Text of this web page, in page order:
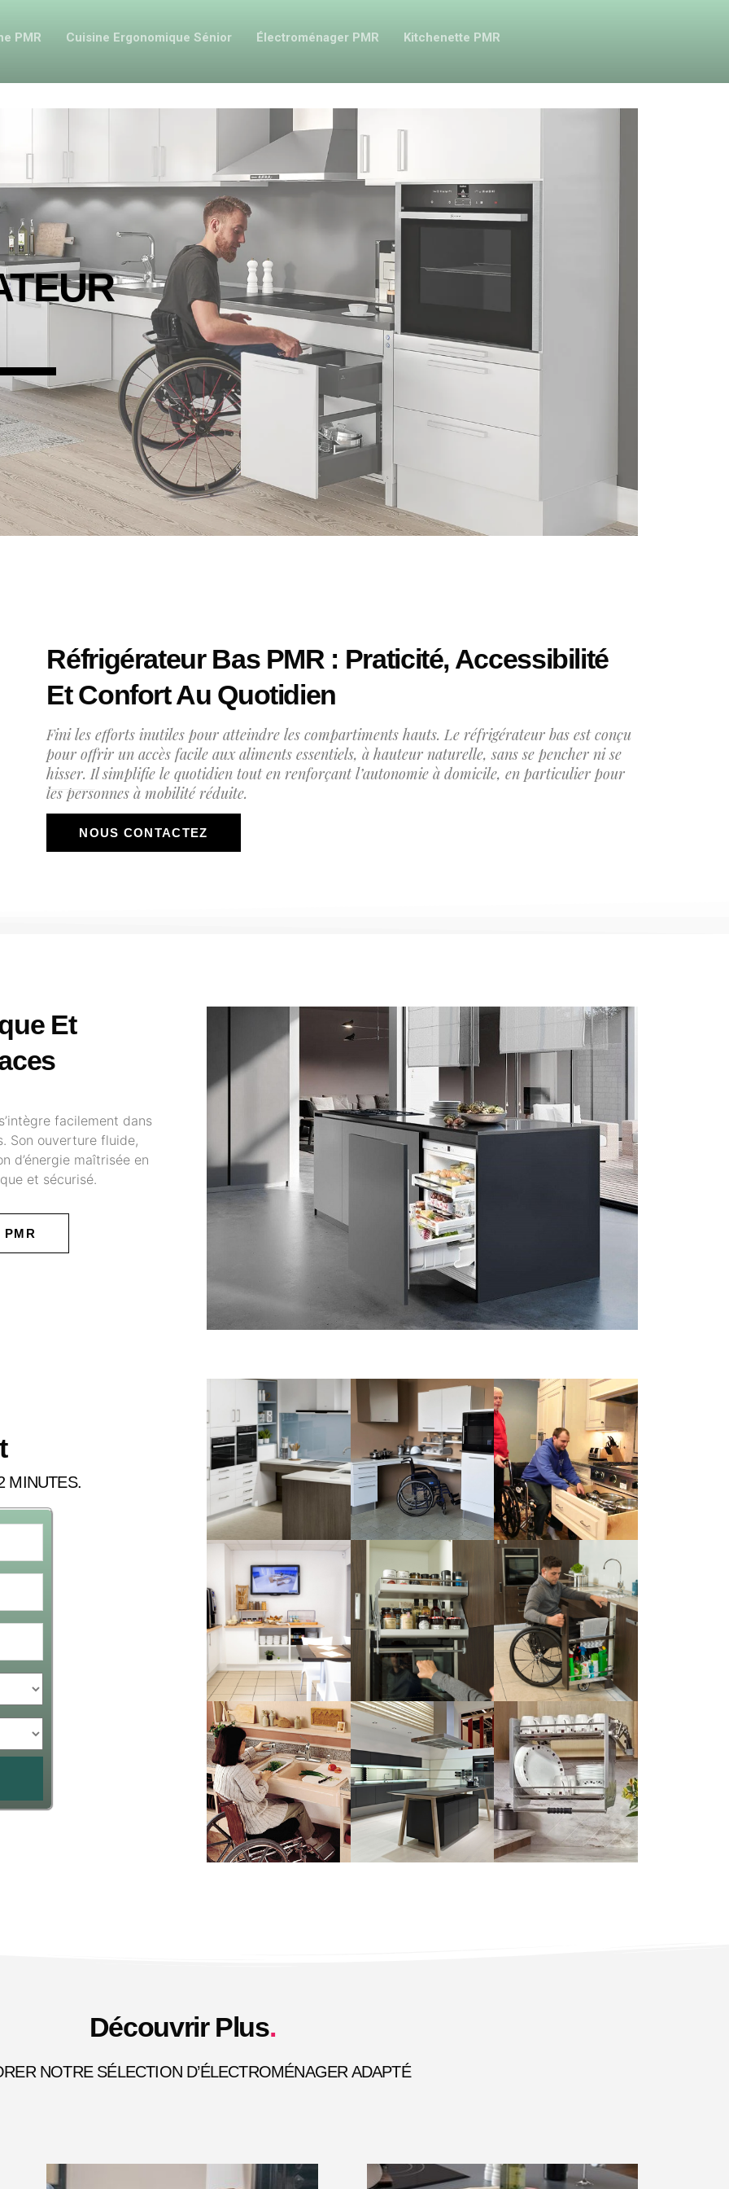
PMR Cuisine Ergonomique Sénior Électroménager PMR Kitchenette PMR
Réfrigérateur Bas PMR : Praticité, Accessibilité
Et Confort Au Quotidien
Fini les efforts inutiles pour atteindre les compartiments hauts. Le réfrigérateur bas est conçu
pour offrir un accès facile aux aliments essentiels, à hauteur naturelle, sans se pencher ni se
hisser. Il simplifie le quotidien tout en renforçant l’autonomie à domicile, en particulier pour
les personnes à mobilité réduite.
NOUS CONTACTEZ
Et
facilement dans
Son ouverture fluide,
d’énergie maîtrisée en
et sécurisé.
PMR
MINUTES.
Découvrir Plus.
NOTRE SÉLECTION D’ÉLECTROMÉNAGER ADAPTÉ